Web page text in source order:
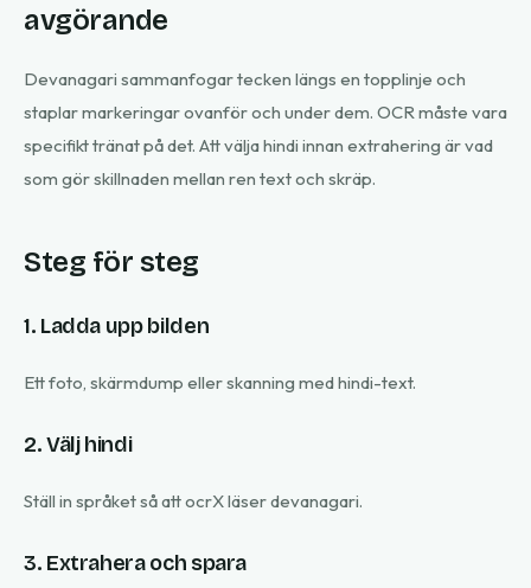
avgörande
Devanagari sammanfogar tecken längs en topplinje och
staplar markeringar ovanför och under dem. OCR måste vara
specifikt tränat på det. Att välja hindi innan extrahering är vad
som gör skillnaden mellan ren text och skräp.
Steg för steg
1. Ladda upp bilden
Ett foto, skärmdump eller skanning med hindi-text.
2. Välj hindi
Ställ in språket så att ocrX läser devanagari.
3. Extrahera och spara